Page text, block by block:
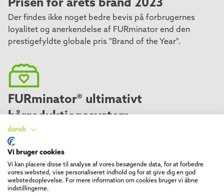
Prisen for årets brand 2023
Der findes ikke noget bedre bevis på forbrugernes
loyalitet og anerkendelse af FURminator end den
prestigefyldte globale pris "Brand of the Year".
FURminator® ultimativt
hårreduktionssystem
FURminator® Ultimate Hair Reduction System er et
plejeregime opdelt i fire dele: Børst, rens, bad og
kassér.
dansk
Vi bruger cookies
Vi kan placere disse til analyse af vores besøgende data, for at forbedre
vores websted, vise personaliseret indhold og for at give dig en god
webstedsoplevelse. For mere information om cookies bruger vi åbne
indstillingerne.